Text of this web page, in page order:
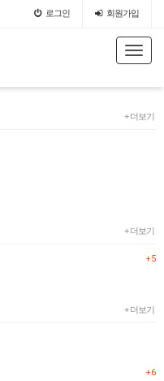
로그인 회원가입
+ 더보기
+ 더보기
+5
+ 더보기
+6